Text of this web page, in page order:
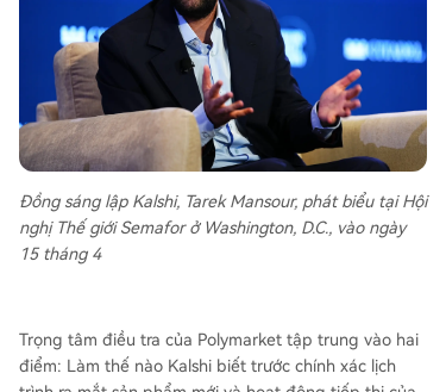
Đồng sáng lập Kalshi, Tarek Mansour, phát biểu tại Hội
nghị Thế giới Semafor ở Washington, D.C., vào ngày
15 tháng 4
Trọng tâm điều tra của Polymarket tập trung vào hai
điểm: Làm thế nào Kalshi biết trước chính xác lịch